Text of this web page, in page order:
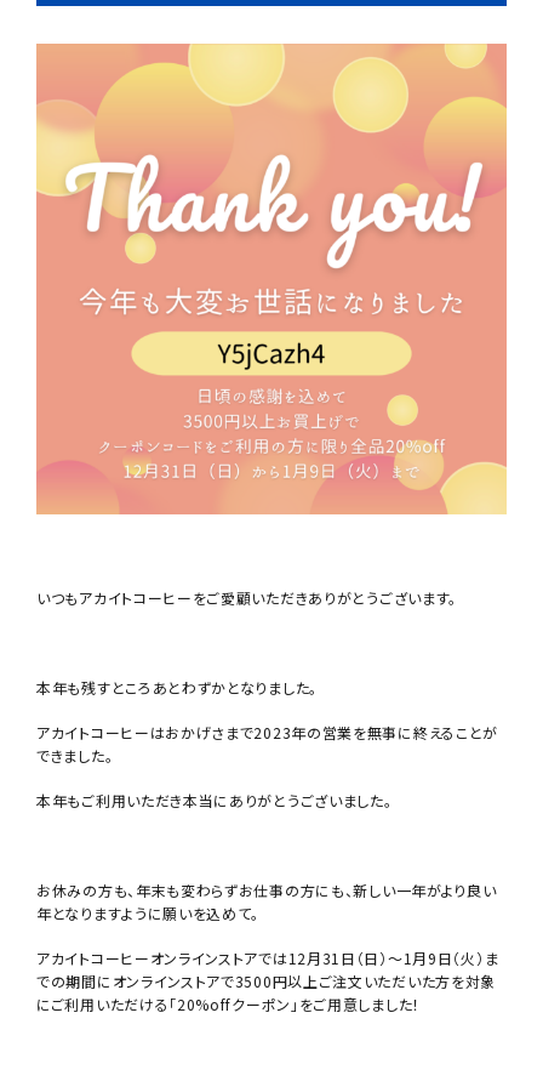
いつもアカイトコーヒーをご愛顧いただきありがとうございます。
本年も残すところあとわずかとなりました。
アカイトコーヒーはおかげさまで2023年の営業を無事に終えることが
できました。
本年もご利用いただき本当にありがとうございました。
お休みの方も、年末も変わらずお仕事の方にも、新しい一年がより良い
年となりますように願いを込めて。
アカイトコーヒーオンラインストアでは12月31日（日）～1月9日（火）ま
での期間にオンラインストアで3500円以上ご注文いただいた方を対象
にご利用いただける「20%offクーポン」をご用意しました！